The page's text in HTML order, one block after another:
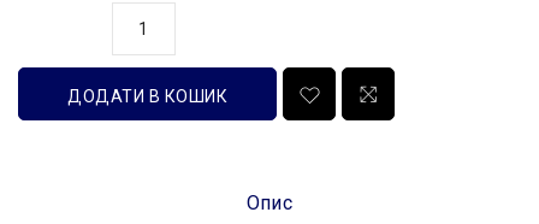
ДОДАТИ В КОШИК
Опис